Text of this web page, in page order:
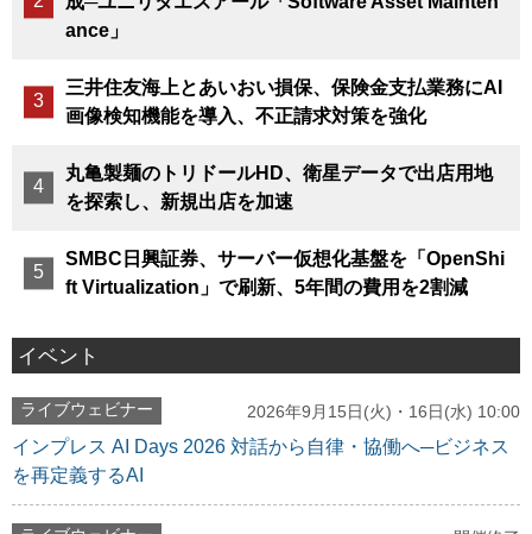
ance」
三井住友海上とあいおい損保、保険金支払業務にAI
画像検知機能を導入、不正請求対策を強化
丸亀製麺のトリドールHD、衛星データで出店用地
を探索し、新規出店を加速
SMBC日興証券、サーバー仮想化基盤を「OpenShi
ft Virtualization」で刷新、5年間の費用を2割減
イベント
ライブウェビナー 2026年9月15日(火)・16日(水) 10:00
インプレス AI Days 2026 対話から自律・協働へ─ビジネス
を再定義するAI